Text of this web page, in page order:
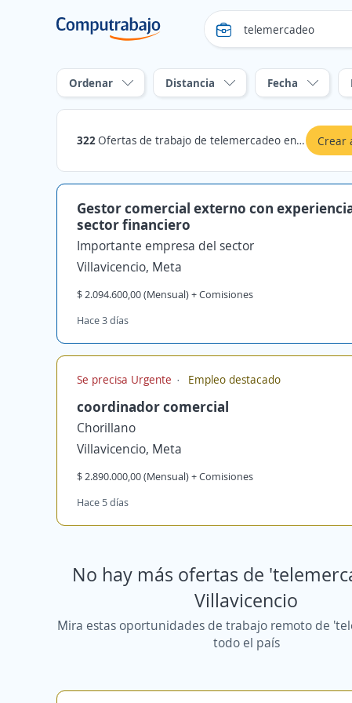
Ordenar Distancia Fecha
322Ofertas de trabajo de telemercadeo en Villavicencio, Meta Crear
Gestor comercial externo con
sector financiero
Importante empresa del sector
Villavicencio, Meta
$ 2.094.600,00 (Mensual) + Comisiones
Hace 3 días
Se precisa Urgente Empleo destacado
coordinador comercial
Chorillano
Villavicencio, Meta
$ 2.890.000,00 (Mensual) + Comisiones
Hace 5 días
No hay más ofertas de
Villavicencio
Mira estas oportunidades de trabajo remoto de
todo el país